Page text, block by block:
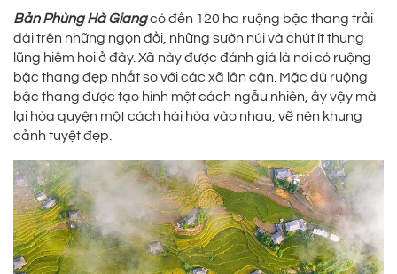
Bản Phùng Hà Giangcó đến 120 ha ruộng bậc thang trải
dài trên những ngọn đồi, những sườn núi và chút ít thung
lũng hiếm hoi ở đây. Xã này được đánh giá là nơi có ruộng
bậc thang đẹp nhất so với các xã lân cận. Mặc dù ruộng
bậc thang được tạo hình một cách ngẫu nhiên, ấy vậy mà
lại hòa quyện một cách hài hòa vào nhau, vẽ nên khung
cảnh tuyệt đẹp.